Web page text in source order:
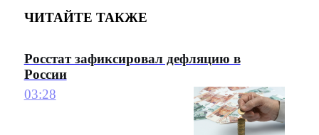
ЧИТАЙТЕ ТАКЖЕ
Росстат зафиксировал дефляцию в
России
03:28